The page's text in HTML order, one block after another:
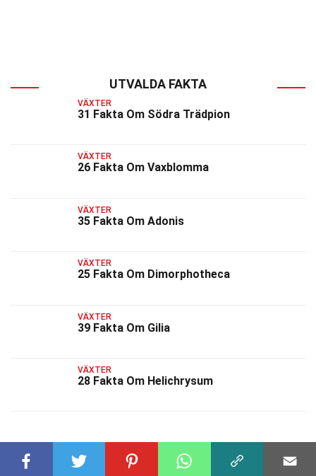
UTVALDA FAKTA
VÄXTER
31 Fakta Om Södra Trädpion
VÄXTER
26 Fakta Om Vaxblomma
VÄXTER
35 Fakta Om Adonis
VÄXTER
25 Fakta Om Dimorphotheca
VÄXTER
39 Fakta Om Gilia
VÄXTER
28 Fakta Om Helichrysum